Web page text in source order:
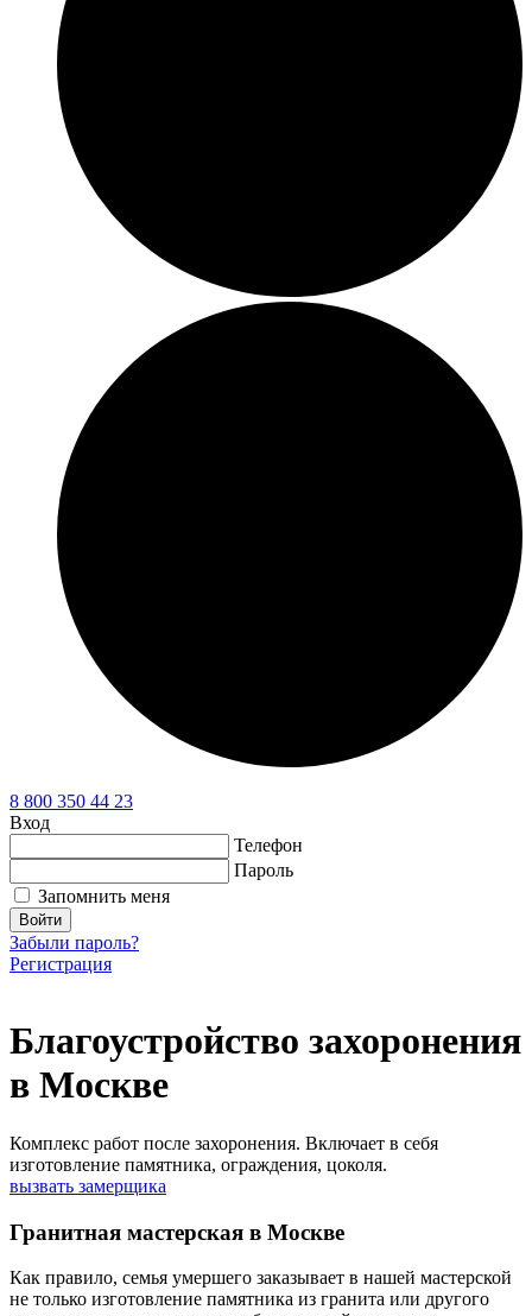
8 800 350 44 23
Вход
Телефон
Пароль
Запомнить меня
Войти
Забыли пароль?
Регистрация
Благоустройство захоронения
в Москве
Комплекс работ после захоронения. Включает в себя
изготовление памятника, ограждения, цоколя.
вызвать замерщика
Гранитная мастерская в Москве
Как правило, семья умершего заказывает в нашей мастерской
не только изготовление памятника из гранита или другого